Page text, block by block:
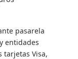
pasarela
entidades
tarjetas Visa,